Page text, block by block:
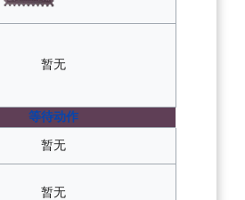
暂无
等待动作
暂无
暂无